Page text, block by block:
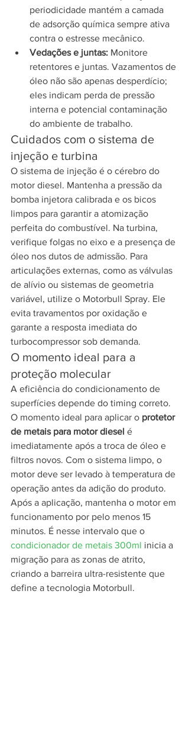
periodicidade mantém a camada
de adsorção química sempre ativa
contra o estresse mecânico.
Vedações e juntas: Monitore
retentores e juntas. Vazamentos de
óleo não são apenas desperdício;
eles indicam perda de pressão
interna e potencial contaminação
do ambiente de trabalho.
Cuidados com o sistema de
injeção e turbina
O sistema de injeção é o cérebro do
motor diesel. Mantenha a pressão da
bomba injetora calibrada e os bicos
limpos para garantir a atomização
perfeita do combustível. Na turbina,
verifique folgas no eixo e a presença de
óleo nos dutos de admissão. Para
articulações externas, como as válvulas
de alívio ou sistemas de geometria
variável, utilize o Motorbull Spray. Ele
evita travamentos por oxidação e
garante a resposta imediata do
turbocompressor sob demanda.
O momento ideal para a
proteção molecular
A eficiência do condicionamento de
superfícies depende do timing correto.
O momento ideal para aplicar o protetor
de metais para motor diesel é
imediatamente após a troca de óleo e
filtros novos. Com o sistema limpo, o
motor deve ser levado à temperatura de
operação antes da adição do produto.
Após a aplicação, mantenha o motor em
funcionamento por pelo menos 15
minutos. É nesse intervalo que o
condicionador de metais 300ml inicia a
migração para as zonas de atrito,
criando a barreira ultra-resistente que
define a tecnologia Motorbull.